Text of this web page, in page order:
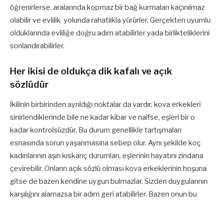
öğrenirlerse, aralarında kopmaz bir bağ kurmaları kaçınılmaz
olabilir ve evlilik yolunda rahatlıkla yürürler. Gerçekten uyumlu
olduklarında evliliğe doğru adım atabilirler yada birlikteliklerini
sonlandırabilirler.
Her ikisi de oldukça dik kafalı ve açık
sözlüdür
İkilinin birbirinden ayrıldığı noktalar da vardır, kova erkekleri
sinirlendiklerinde bile ne kadar kibar ve naifse, eşleri bir o
kadar kontrolsüzdür. Bu durum genellikle tartışmaları
esnasında sorun yaşanmasına sebep olur. Aynı şekilde koç
kadınlarının aşırı kıskanç durumları, eşlerinin hayatını zindana
çevirebilir. Onların açık sözlü olması kova erkeklerinin hoşuna
gitse de bazen kendine uygun bulmazlar. Sizden duygularının
karşılığını alamazsa bir adım geri atabilirler. Bazen onun bu